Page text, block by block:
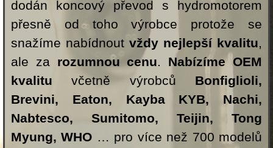
dodán koncový převod s hydromotorem
přesně od toho výrobce protože se
snažíme nabídnout vždy nejlepší kvalitu,
ale zarozumnou cenu.
Nabízíme OEM
kvalitu včetně výrobců Bonfiglioli,
Brevini, Eaton, Kayba KYB, Nachi,
Nabtesco, Sumitomo, Teijin, Tong
Myung, WHO … pro více než 700 modelů